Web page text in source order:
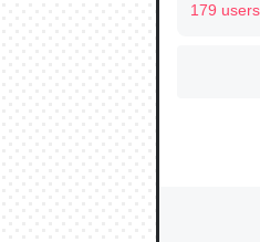
中。あ
─たま
179 users